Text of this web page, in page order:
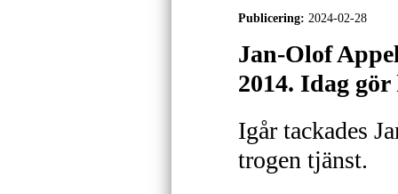
Publicering: 2024-02-28
Jan-Olof
2014. Idag
Igår tackades
trogen tjänst.